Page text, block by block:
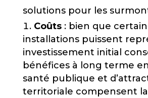
solutions pour les
Coûts: bien que
installations puissent
investissement initial
bénéfices à long terme
santé publique et
territoriale compensent